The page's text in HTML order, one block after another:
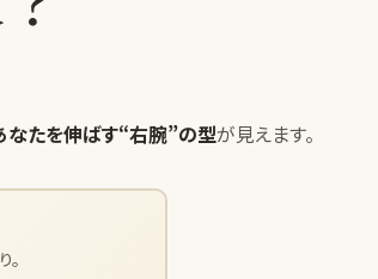
なたを伸ばす“右腕”の型が見えます。
。